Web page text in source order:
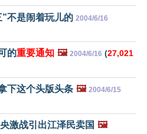
不是闹着玩儿的 2004/6/16
的重要通知 🖼️ 2004/6/16 (27,021
下这个头版头条 🖼️ 2004/6/15
激战引出江泽民卖国 🖼️